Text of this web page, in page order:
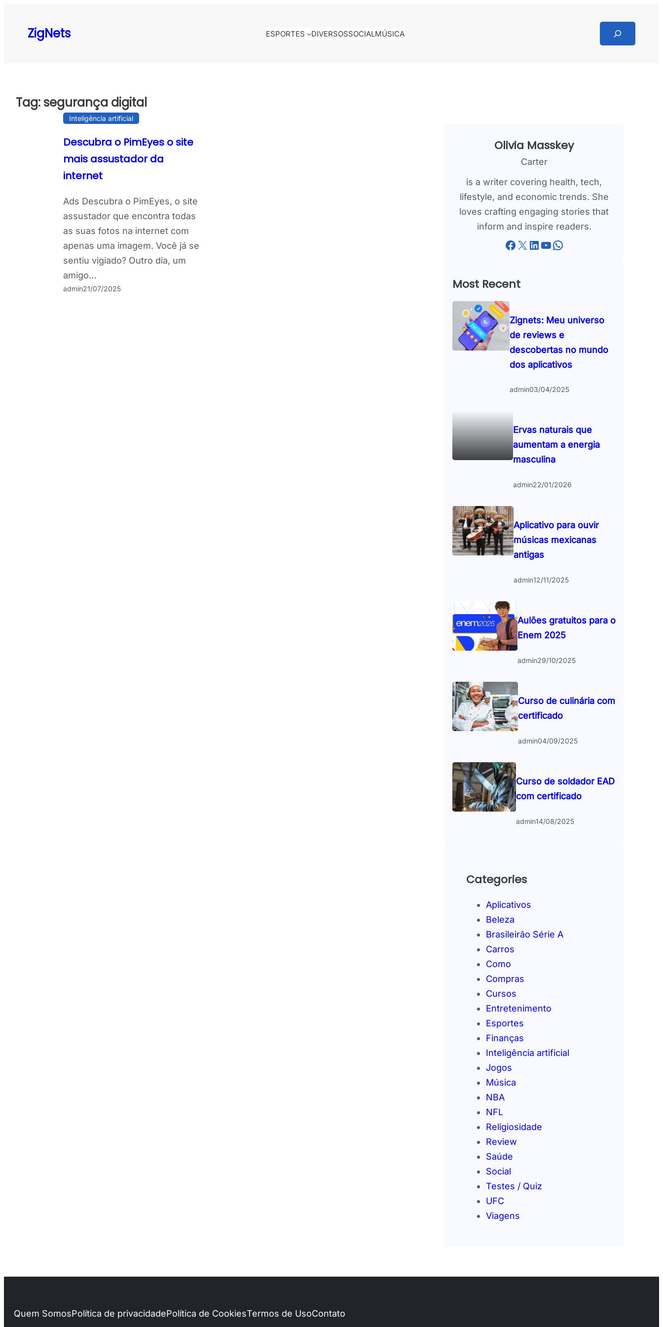
ZigNets ESPORTES DIVERSOSSOCIALMÚSICA
Search
Tag: segurança digital
Inteligência artificial
Descubra o PimEyes o site
mais assustador da
internet
Ads Descubra o PimEyes, o site
assustador que encontra todas
as suas fotos na internet com
apenas uma imagem. Você já se
sentiu vigiado? Outro dia, um
amigo…
admin21/07/2025
Olivia Masskey
Carter
is a writer covering health, tech,
lifestyle, and economic trends. She
loves crafting engaging stories that
inform and inspire readers.
Facebook X LinkedIn YouTube WhatsApp
Most Recent
Zignets: Meu universo
de reviews e
descobertas no mundo
dos aplicativos
admin03/04/2025
Ervas naturais que
aumentam a energia
masculina
admin22/01/2026
Aplicativo para ouvir
músicas mexicanas
antigas
admin12/11/2025
Aulões gratuitos para o
Enem 2025
admin29/10/2025
Curso de culinária com
certificado
admin04/09/2025
Curso de soldador EAD
com certificado
admin14/08/2025
Categories
Aplicativos
Beleza
Brasileirão Série A
Carros
Como
Compras
Cursos
Entretenimento
Esportes
Finanças
Inteligência artificial
Jogos
Música
NBA
NFL
Religiosidade
Review
Saúde
Social
Testes / Quiz
UFC
Viagens
Quem SomosPolítica de privacidadePolítica de CookiesTermos de UsoContato